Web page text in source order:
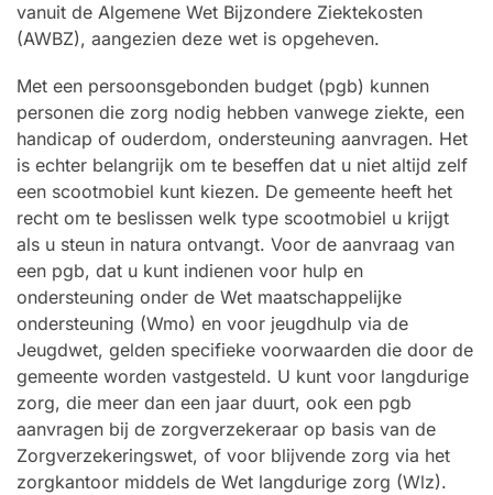
vanuit de Algemene Wet Bijzondere Ziektekosten
(AWBZ), aangezien deze wet is opgeheven.
Met een persoonsgebonden budget (pgb) kunnen
personen die zorg nodig hebben vanwege ziekte, een
handicap of ouderdom, ondersteuning aanvragen. Het
is echter belangrijk om te beseffen dat u niet altijd zelf
een scootmobiel kunt kiezen. De gemeente heeft het
recht om te beslissen welk type scootmobiel u krijgt
als u steun in natura ontvangt. Voor de aanvraag van
een pgb, dat u kunt indienen voor hulp en
ondersteuning onder de Wet maatschappelijke
ondersteuning (Wmo) en voor jeugdhulp via de
Jeugdwet, gelden specifieke voorwaarden die door de
gemeente worden vastgesteld. U kunt voor langdurige
zorg, die meer dan een jaar duurt, ook een pgb
aanvragen bij de zorgverzekeraar op basis van de
Zorgverzekeringswet, of voor blijvende zorg via het
zorgkantoor middels de Wet langdurige zorg (Wlz).